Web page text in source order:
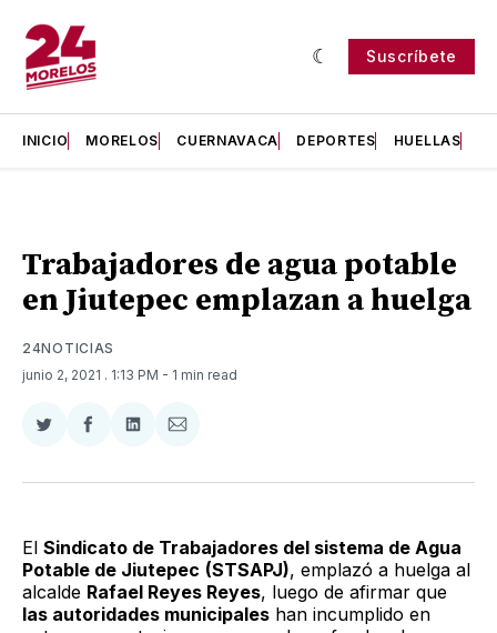
Suscríbete
INICIO MORELOS CUERNAVACA DEPORTES HUELLAS
Trabajadores de agua potable
en Jiutepec emplazan a huelga
24NOTICIAS
junio 2, 2021 . 1:13 PM - 1 min read
Compartir
Twitter
Compartir
Facebook
Compartir
LinkedIn
Compartir
Email
El Sindicato de Trabajadores del sistema de Agua
Potable de Jiutepec (STSAPJ), emplazó a huelga al
alcalde Rafael Reyes Reyes, luego de afirmar que
las autoridades municipales han incumplido en